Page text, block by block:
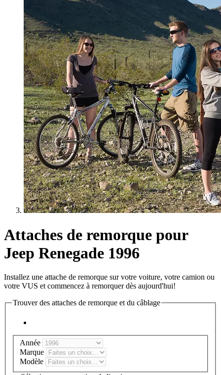
Attaches de remorque pour
Jeep Renegade 1996
Installez une attache de remorque sur votre voiture, votre camion ou
votre VUS et commencez à remorquer dès aujourd'hui!
Trouver des attaches de remorque et du câblage
Année
Marque
Modèle